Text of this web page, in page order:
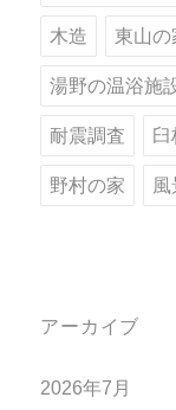
木造 東山の
湯野の温浴施
耐震調査
野村の家 風
アーカイブ
2026年7月